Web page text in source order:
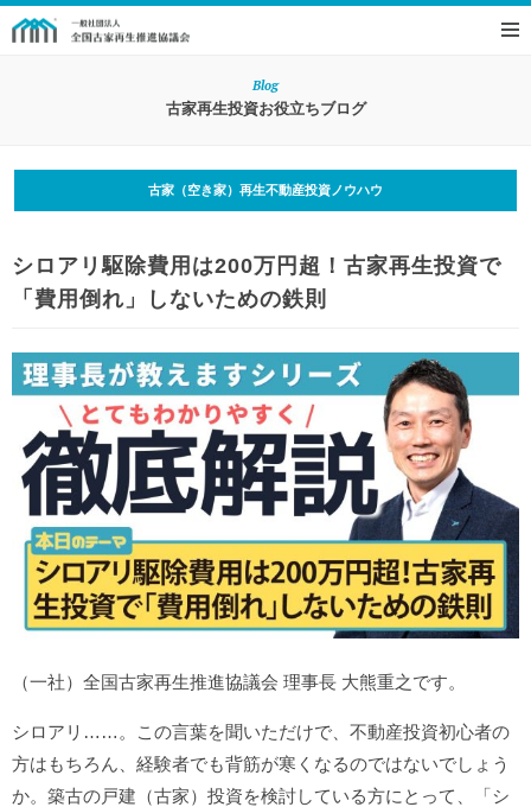
Blog
古家再生投資お役立ちブログ
古家（空き家）再生不動産投資ノウハウ
シロアリ駆除費用は200万円超！古家再生投資で
「費用倒れ」しないための鉄則
（一社）全国古家再生推進協議会 理事長 大熊重之です。
シロアリ……。この言葉を聞いただけで、不動産投資初心者の
方はもちろん、経験者でも背筋が寒くなるのではないでしょう
か。築古の戸建（古家）投資を検討している方にとって、「シ